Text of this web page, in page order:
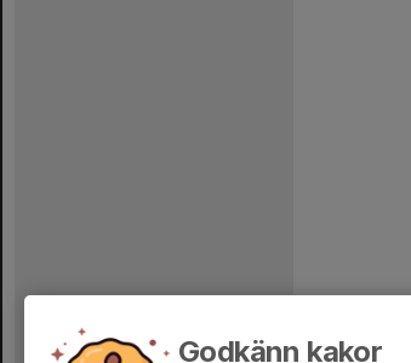
Godkänn kakor